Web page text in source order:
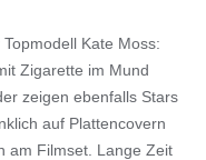
Kate Moss:
Zigarette im Mund
zeigen ebenfalls Stars
auf Plattencovern
am Filmset. Lange Zeit